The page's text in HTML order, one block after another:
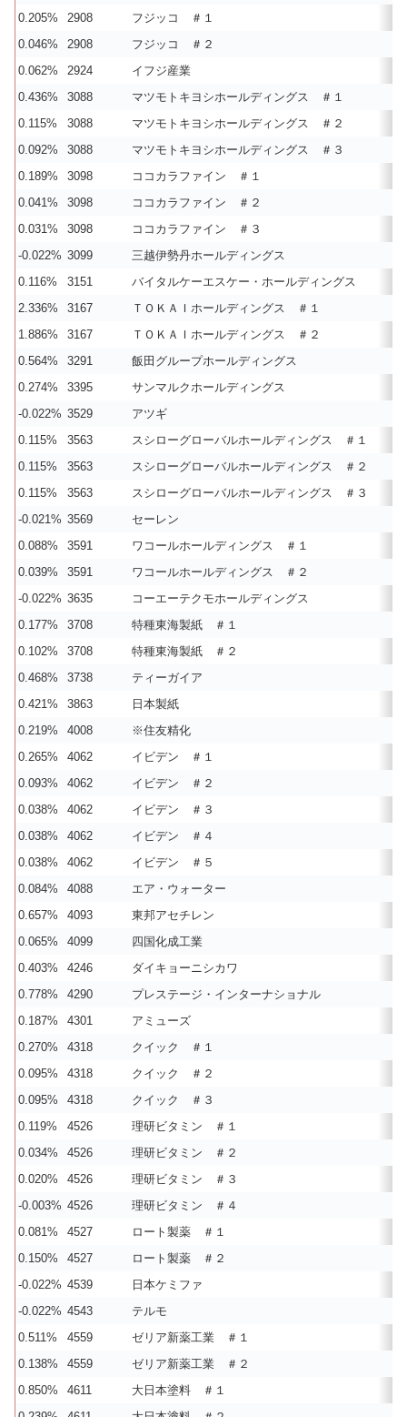
0.205% 2908
フジッコ ＃１
0.046%
2908
フジッコ ＃２
0.062%
2924
イフジ産業
0.436%
3088
マツモトキヨシホールディングス ＃１
0.115%
3088
マツモトキヨシホールディングス ＃２
0.092%
3088
マツモトキヨシホールディングス ＃３
0.189%
3098
ココカラファイン ＃１
0.041%
3098
ココカラファイン ＃２
0.031%
3098
ココカラファイン ＃３
-0.022% 3099
三越伊勢丹ホールディングス
0.116%
3151
バイタルケーエスケー・ホールディングス
2.336%
3167
ＴＯＫＡＩホールディングス ＃１
1.886%
3167
ＴＯＫＡＩホールディングス ＃２
0.564%
3291
飯田グループホールディングス
0.274%
3395
サンマルクホールディングス
-0.022% 3529
アツギ
0.115%
3563
スシローグローバルホールディングス ＃１
0.115%
3563
スシローグローバルホールディングス ＃２
0.115%
3563
スシローグローバルホールディングス ＃３
-0.021% 3569
セーレン
0.088%
3591
ワコールホールディングス ＃１
0.039%
3591
ワコールホールディングス ＃２
-0.022% 3635
コーエーテクモホールディングス
0.177%
3708
特種東海製紙 ＃１
0.102%
3708
特種東海製紙 ＃２
0.468%
3738
ティーガイア
0.421%
3863
日本製紙
0.219%
4008
※住友精化
0.265%
4062
イビデン ＃１
0.093%
4062
イビデン ＃２
0.038%
4062
イビデン ＃３
0.038%
4062
イビデン ＃４
0.038%
4062
イビデン ＃５
0.084%
4088
エア・ウォーター
0.657%
4093
東邦アセチレン
0.065%
4099
四国化成工業
0.403%
4246
ダイキョーニシカワ
0.778%
4290
プレステージ・インターナショナル
0.187%
4301
アミューズ
0.270%
4318
クイック ＃１
0.095%
4318
クイック ＃２
0.095%
4318
クイック ＃３
0.119%
4526
理研ビタミン ＃１
0.034%
4526
理研ビタミン ＃２
0.020%
4526
理研ビタミン ＃３
-0.003% 4526
理研ビタミン ＃４
0.081%
4527
ロート製薬 ＃１
0.150%
4527
ロート製薬 ＃２
-0.022% 4539
日本ケミファ
-0.022% 4543
テルモ
0.511%
4559
ゼリア新薬工業 ＃１
0.138%
4559
ゼリア新薬工業 ＃２
0.850%
4611
大日本塗料 ＃１